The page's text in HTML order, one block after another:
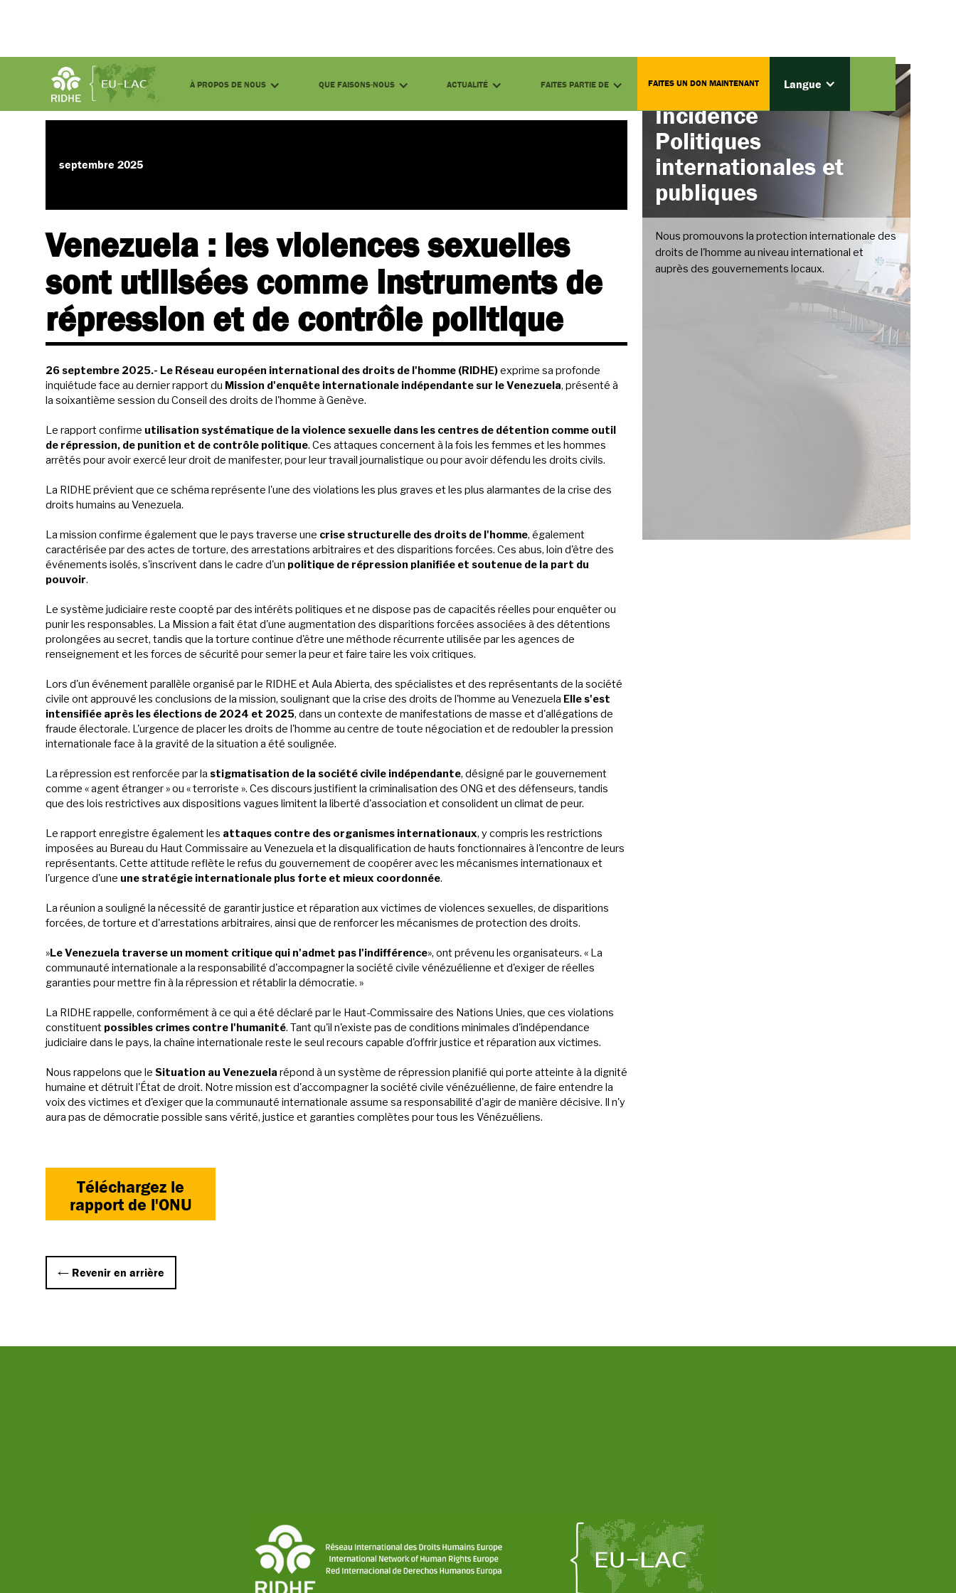
Langue
À PROPOS DE NOUS QUE FAISONS-NOUS ACTUALITÉ FAITES PARTIE DE FAITES UN DON MAINTENANT
Actualités
septembre 2025
Venezuela : les violences sexuelles
sont utilisées comme instruments de
répression et de contrôle politique
26 septembre 2025.- Le Réseau européen international des droits de l'homme (RIDHE)exprime sa profonde
inquiétude face au dernier rapport du Mission d'enquête internationale indépendante sur le Venezuela, présenté à
la soixantième session du Conseil des droits de l'homme à Genève.
Le rapport confirme utilisation systématique de la violence sexuelle dans les centres de détention comme outil
de répression, de punition et de contrôle politique. Ces attaques concernent à la fois les femmes et les hommes
arrêtés pour avoir exercé leur droit de manifester, pour leur travail journalistique ou pour avoir défendu les droits civils.
La RIDHE prévient que ce schéma représente l'une des violations les plus graves et les plus alarmantes de la crise des
droits humains au Venezuela.
La mission confirme également que le pays traverse une crise structurelle des droits de l'homme, également
caractérisée par des actes de torture, des arrestations arbitraires et des disparitions forcées. Ces abus, loin d'être des
événements isolés, s'inscrivent dans le cadre d'un politique de répression planifiée et soutenue de la part du
pouvoir.
Le système judiciaire reste coopté par des intérêts politiques et ne dispose pas de capacités réelles pour enquêter ou
punir les responsables. La Mission a fait état d'une augmentation des disparitions forcées associées à des détentions
prolongées au secret, tandis que la torture continue d'être une méthode récurrente utilisée par les agences de
renseignement et les forces de sécurité pour semer la peur et faire taire les voix critiques.
Lors d'un événement parallèle organisé par le RIDHE et Aula Abierta, des spécialistes et des représentants de la société
civile ont approuvé les conclusions de la mission, soulignant que la crise des droits de l'homme au Venezuela Elle s'est
intensifiée après les élections de 2024 et 2025, dans un contexte de manifestations de masse et d'allégations de
fraude électorale. L'urgence de placer les droits de l'homme au centre de toute négociation et de redoubler la pression
internationale face à la gravité de la situation a été soulignée.
La répression est renforcée par la stigmatisation de la société civile indépendante, désigné par le gouvernement
comme « agent étranger » ou « terroriste ». Ces discours justifient la criminalisation des ONG et des défenseurs, tandis
que des lois restrictives aux dispositions vagues limitent la liberté d'association et consolident un climat de peur.
Le rapport enregistre également les attaques contre des organismes internationaux, y compris les restrictions
imposées au Bureau du Haut Commissaire au Venezuela et la disqualification de hauts fonctionnaires à l'encontre de leurs
représentants. Cette attitude reflète le refus du gouvernement de coopérer avec les mécanismes internationaux et
l'urgence d'une une stratégie internationale plus forte et mieux coordonnée.
La réunion a souligné la nécessité de garantir justice et réparation aux victimes de violences sexuelles, de disparitions
forcées, de torture et d'arrestations arbitraires, ainsi que de renforcer les mécanismes de protection des droits.
»Le Venezuela traverse un moment critique qui n'admet pas l'indifférence», ont prévenu les organisateurs. « La
communauté internationale a la responsabilité d'accompagner la société civile vénézuélienne et d'exiger de réelles
garanties pour mettre fin à la répression et rétablir la démocratie. »
La RIDHE rappelle, conformément à ce qui a été déclaré par le Haut-Commissaire des Nations Unies, que ces violations
constituent possibles crimes contre l'humanité. Tant qu'il n'existe pas de conditions minimales d'indépendance
judiciaire dans le pays, la chaîne internationale reste le seul recours capable d'offrir justice et réparation aux victimes.
Nous rappelons que le Situation au Venezuela répond à un système de répression planifié qui porte atteinte à la dignité
humaine et détruit l'État de droit. Notre mission est d'accompagner la société civile vénézuélienne, de faire entendre la
voix des victimes et d'exiger que la communauté internationale assume sa responsabilité d'agir de manière décisive. Il n'y
aura pas de démocratie possible sans vérité, justice et garanties complètes pour tous les Vénézuéliens.
Téléchargez le
rapport de l'ONU
Programme de
Incidence
Politiques
internationales et
publiques
Nous promouvons la protection internationale des
droits de l'homme au niveau international et
auprès des gouvernements locaux.
← Revenir en arrière